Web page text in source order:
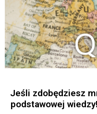
Jeśli zdobędziesz
podstawowej